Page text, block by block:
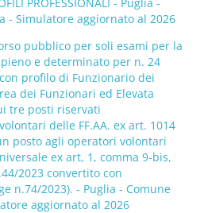
- Simulatore aggiornato al 2026
pubblico per soli esami per la
e determinato per n. 24
profilo di Funzionario dei
dei Funzionari ed Elevata
tre posti riservati
delle FF.AA. ex art. 1014
posto agli operatori volontari
ex art, 1, comma 9-bis,
2023 convertito con
n.74/2023). - Puglia - Comune
aggiornato al 2026